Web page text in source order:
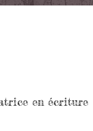
en écriture